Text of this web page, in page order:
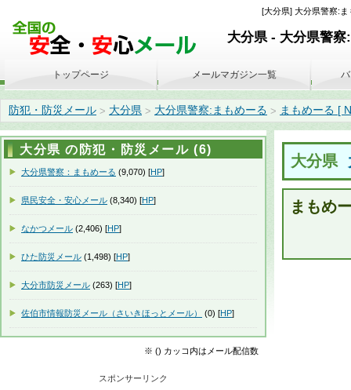
[大分県] 大分県警察:
大分県 - 大分県警察
防犯・防災メール > 大分県 > 大分県警察:まもめーる > まもめーる [
大分県
まもめ
トップページ メールマガジン一覧
大分県 の防犯・防災メール (6)
大分県警察：まもめーる (9,070) [HP]
県民安全・安心メール (8,340) [HP]
なかつメール (2,406) [HP]
ひた防災メール (1,498) [HP]
大分市防災メール (263) [HP]
佐伯市情報防災メール（さいきほっとメール） (0) [HP]
※ () カッコ内はメール配信数
スポンサーリンク